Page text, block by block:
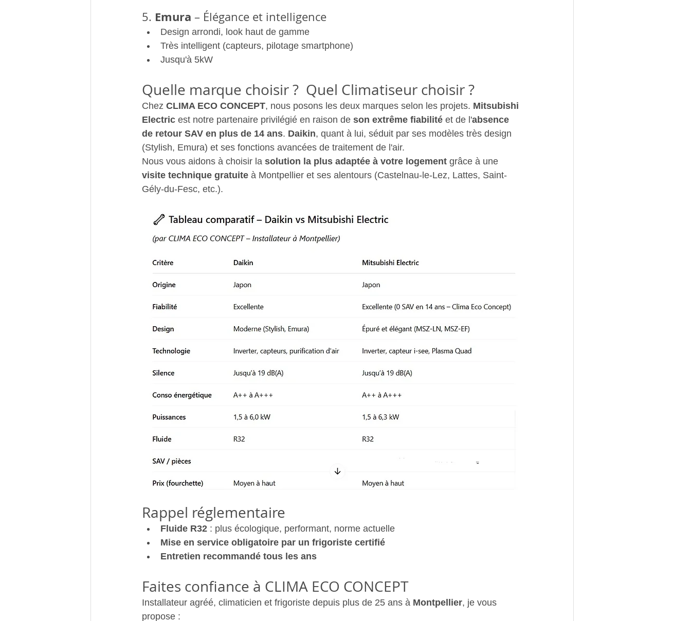
5. Emura – Élégance et intelligence
Design arrondi, look haut de gamme
Très intelligent (capteurs, pilotage smartphone)
Jusqu'à 5kW
Quelle marque choisir ?  Quel Climatiseur choisir ?
Chez CLIMA ECO CONCEPT, nous posons les deux marques selon les projets. Mitsubishi
Electric est notre partenaire privilégié en raison de son extrême fiabilité et de l'absence
de retour SAV en plus de 14 ans. Daikin, quant à lui, séduit par ses modèles très design
(Stylish, Emura) et ses fonctions avancées de traitement de l'air.
Nous vous aidons à choisir la solution la plus adaptée à votre logement grâce à une
visite technique gratuite à Montpellier et ses alentours (Castelnau-le-Lez, Lattes, Saint-
Gély-du-Fesc, etc.).
Rappel réglementaire
Fluide R32 : plus écologique, performant, norme actuelle
Mise en service obligatoire par un frigoriste certifié
Entretien recommandé tous les ans
Faites confiance à CLIMA ECO CONCEPT
Installateur agréé, climaticien et frigoriste depuis plus de 25 ans à Montpellier, je vous
propose :